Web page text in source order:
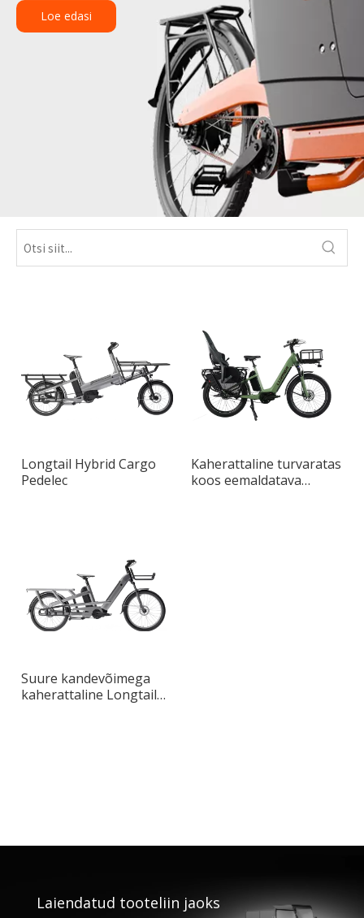
Loe edasi
Longtail Hybrid Cargo
Pedelec
Kaherattaline turvaratas
koos eemaldatava
Suure kandevõimega
kaherattaline Longtail
Laiendatud tooteliin jaoks